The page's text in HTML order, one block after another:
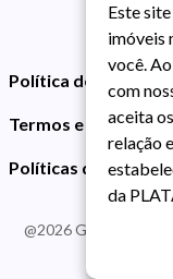
Política de
Termos e
Políticas de Cookies
@2026Guarida
413J |
Este
imóveis
você.
com
aceita os
relação
da